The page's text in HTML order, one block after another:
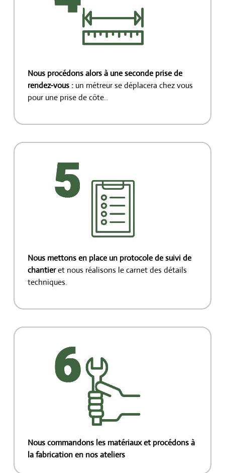
Nous procédons alors à une seconde prise de
rendez-vous :un métreur se déplacera chez vous
pour une prise de côte..
Nous mettons en place un protocole de suivi de
chantieret nous réalisons le carnet des détails
techniques.
Nous commandons les matériaux et procédons à
la fabrication en nos ateliers